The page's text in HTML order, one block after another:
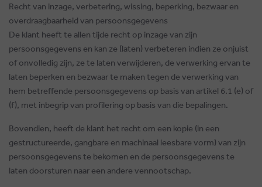
Recht van inzage, verbetering, wissing, beperking, bezwaar en
overdraagbaarheid van persoonsgegevens
De klant heeft te allen tijde recht op inzage van zijn
persoonsgegevens en kan ze (laten) verbeteren indien ze onjuist
of onvolledig zijn, ze te laten verwijderen, de verwerking ervan te
laten beperken en bezwaar te maken tegen de verwerking van
hem betreffende persoonsgegevens op basis van artikel 6.1 (e) of
(f), met inbegrip van profilering op basis van die bepalingen.
Bovendien, heeft de klant het recht om een kopie (in een
gestructureerde, gangbare en machinaal leesbare vorm) van zijn
persoonsgegevens te bekomen en de persoonsgegevens te
laten doorsturen naar een andere vennootschap.